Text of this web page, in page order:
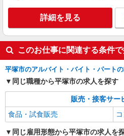
スーパーの一般
時給1,225円
キープ
詳細を見る
このお仕事に関連する条件
平塚市のアルバイト・バイト・パート
同じ職種から平塚市の求人を探す
販売・接客サー
食品・試食販売
同じ雇用形態から平塚市の求人を